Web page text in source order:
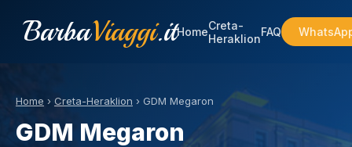
BarbaViaggi.itHomeCreta-
HeraklionFAQ
Home › Creta-Heraklion › GDM Megaron
GDM Megaron